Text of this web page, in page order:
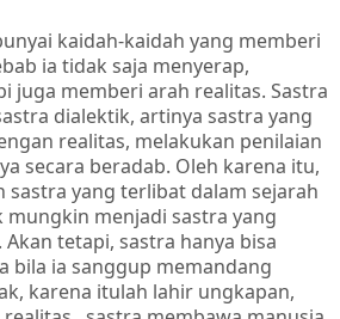
kaidah-kaidah yang memberi
ia tidak saja menyerap,
juga memberi arah realitas. Sastra
dialektik, artinya sastra yang
realitas, melakukan penilaian
secara beradab. Oleh karena itu,
sastra yang terlibat dalam sejarah
mungkin menjadi sastra yang
tetapi, sastra hanya bisa
bila ia sanggup memandang
karena itulah lahir ungkapan,